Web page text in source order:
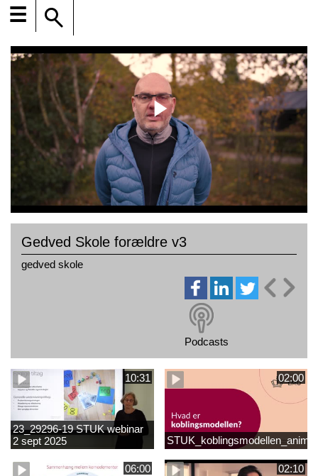
☰
Gedved Skole forældre v3
gedved skole
Podcasts
10:31
23_29296-19 STUK webinar
2 sept 2025
1889337_1_1.MP4
02:00
06:00 02:10